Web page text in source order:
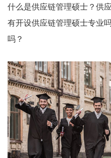
什么是供应链管理硕士？供
有开设供应链管理硕士专业
吗？